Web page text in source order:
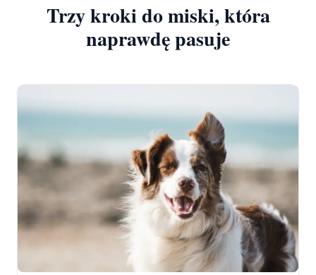
Trzy kroki do miski, która
naprawdę pasuje